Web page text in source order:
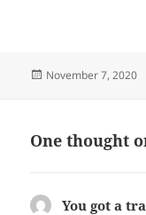
Posted
November 7, 2020
One thought
You got a